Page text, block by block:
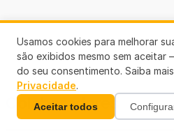
Colaboradores
Usamos cookies para melhorar
são exibidos mesmo sem
do seu consentimento. Saiba
Privacidade.
Aceitar todos